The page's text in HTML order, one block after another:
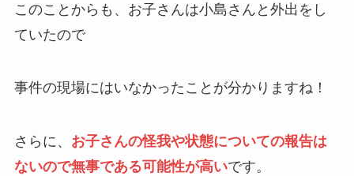
このことからも、お子さんは小島さんと外出をし
ていたので
事件の現場にはいなかったことが分かりますね！
さらに、 お子さんの怪我や状態についての報告は
ないので無事である可能性が高いです。